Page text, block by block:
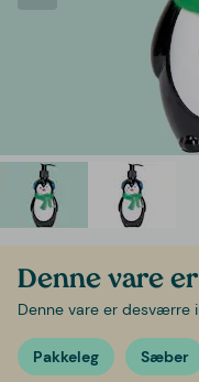
Denne vare
Denne vare er desværre
Pakkeleg Sæber